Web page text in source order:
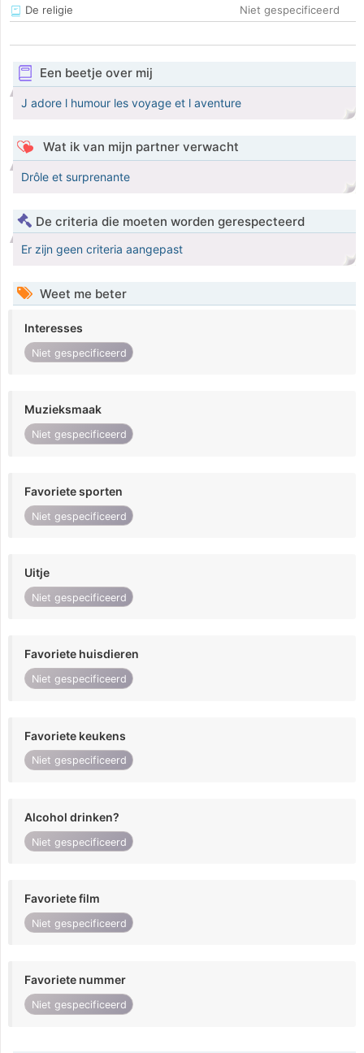
De religie
Niet gespecificeerd
Een beetje over mij
J adore l humour les voyage et l aventure
Wat ik van mijn partner verwacht
Drôle et surprenante
De criteria die moeten worden gerespecteerd
Er zijn geen criteria aangepast
Weet me beter
Interesses
Niet gespecificeerd
Muzieksmaak
Niet gespecificeerd
Favoriete sporten
Niet gespecificeerd
Uitje
Niet gespecificeerd
Favoriete huisdieren
Niet gespecificeerd
Favoriete keukens
Niet gespecificeerd
Alcohol drinken?
Niet gespecificeerd
Favoriete film
Niet gespecificeerd
Favoriete nummer
Niet gespecificeerd